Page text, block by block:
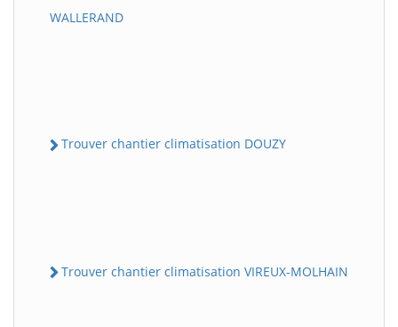
WALLERAND
Trouver chantier climatisation DOUZY
Trouver chantier climatisation VIREUX-MOLHAIN